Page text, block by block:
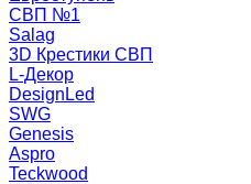
СВП №1
Salag
3D Крестики СВП
L-Декор
DesignLed
SWG
Genesis
Aspro
Teckwood